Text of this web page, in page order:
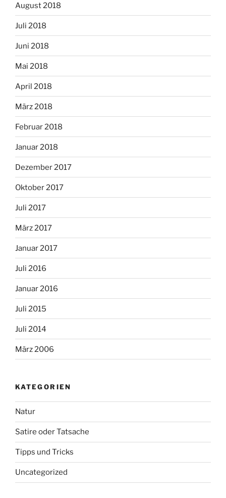
August 2018
Juli 2018
Juni 2018
Mai 2018
April 2018
März 2018
Februar 2018
Januar 2018
Dezember 2017
Oktober 2017
Juli 2017
März 2017
Januar 2017
Juli 2016
Januar 2016
Juli 2015
Juli 2014
März 2006
KATEGORIEN
Natur
Satire oder Tatsache
Tipps und Tricks
Uncategorized